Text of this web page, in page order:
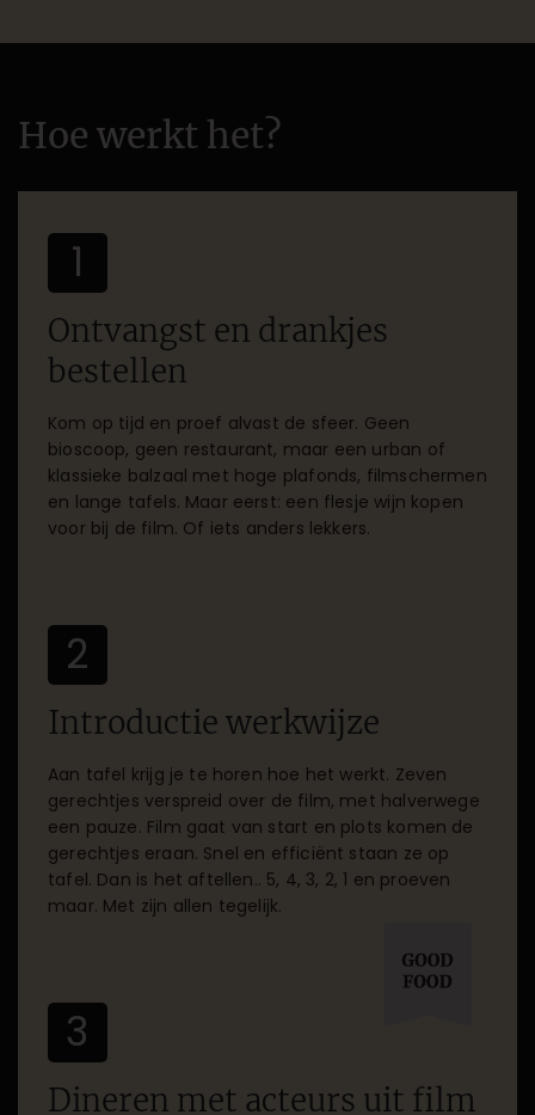
Hoe werkt het?
1
Ontvangst en drankjes
bestellen
Kom op tijd en proef alvast de sfeer. Geen
bioscoop, geen restaurant, maar een urban of
klassieke balzaal met hoge plafonds, filmschermen
en lange tafels. Maar eerst: een flesje wijn kopen
voor bij de film. Of iets anders lekkers.
2
Introductie werkwijze
Aan tafel krijg je te horen hoe het werkt. Zeven
gerechtjes verspreid over de film, met halverwege
een pauze. Film gaat van start en plots komen de
gerechtjes eraan. Snel en efficiënt staan ze op
tafel. Dan is het aftellen.. 5, 4, 3, 2, 1 en proeven
maar. Met zijn allen tegelijk.
3
⁠Dineren met acteurs uit film